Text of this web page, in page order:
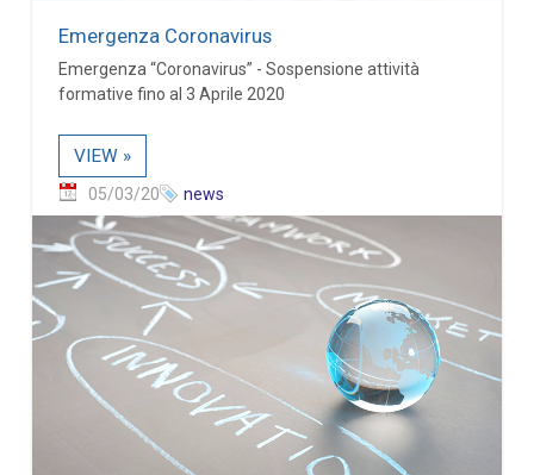
Emergenza Coronavirus
Emergenza “Coronavirus” - Sospensione attività
formative fino al 3 Aprile 2020
VIEW »
05/03/20 news